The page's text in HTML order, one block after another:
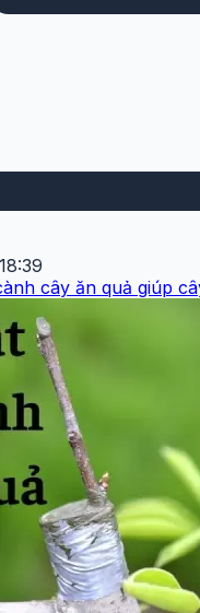
cây ăn quả giúp